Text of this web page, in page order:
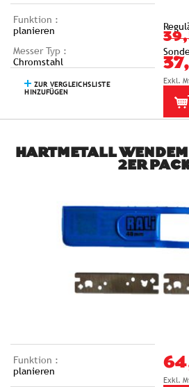
Funktion :
planieren
Messer Typ :
Chromstahl
ZUR VERGLEICHSLISTE
HINZUFÜGEN
HARTMETALL
2ER
Funktion :
planieren